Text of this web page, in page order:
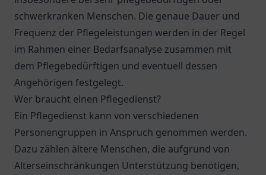
schwerkranken Menschen. Die genaue Dauer und
Frequenz der Pflegeleistungen werden in der Regel
im Rahmen einer Bedarfsanalyse zusammen mit
dem Pflegebedürftigen und eventuell dessen
Angehörigen festgelegt.
Wer braucht einen Pflegedienst?
Ein Pflegedienst kann von verschiedenen
Personengruppen in Anspruch genommen werden.
Dazu zählen ältere Menschen, die aufgrund von
Alterseinschränkungen Unterstützung benötigen,